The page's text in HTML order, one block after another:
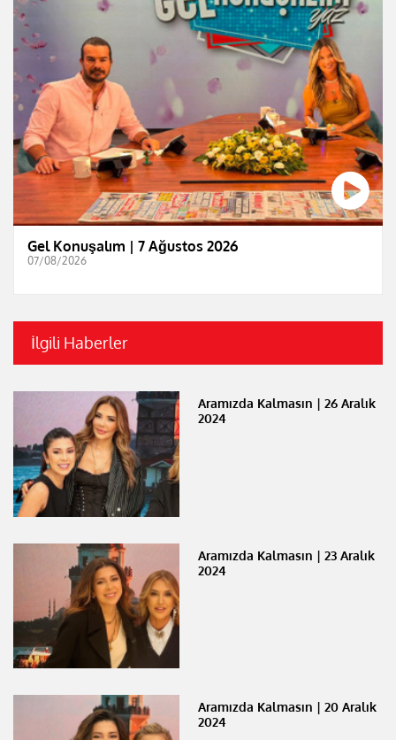
Gel Konuşalım | 7 Ağustos 2026
07/08/2026
İlgili Haberler
Aramızda Kalmasın | 26 Aralık
2024
Aramızda Kalmasın | 23 Aralık
2024
Aramızda Kalmasın | 20 Aralık
2024